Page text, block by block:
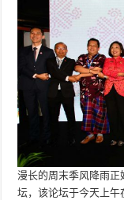
漫长的周末季风降雨正
坛，该论坛于今天上午